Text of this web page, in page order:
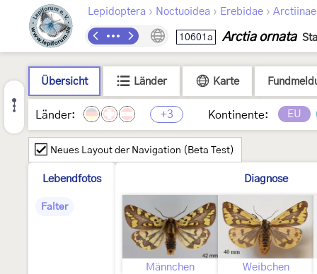
Lepidoptera › Noctuoidea › Erebidae › Arctiinae
10601a Arctia ornata
Übersicht Länder Karte
Länder: +3 Kontinente: EU
Neues Layout der Navigation (Beta Test)
Lebendfotos
Falter
Diagnose
Männchen Weibchen